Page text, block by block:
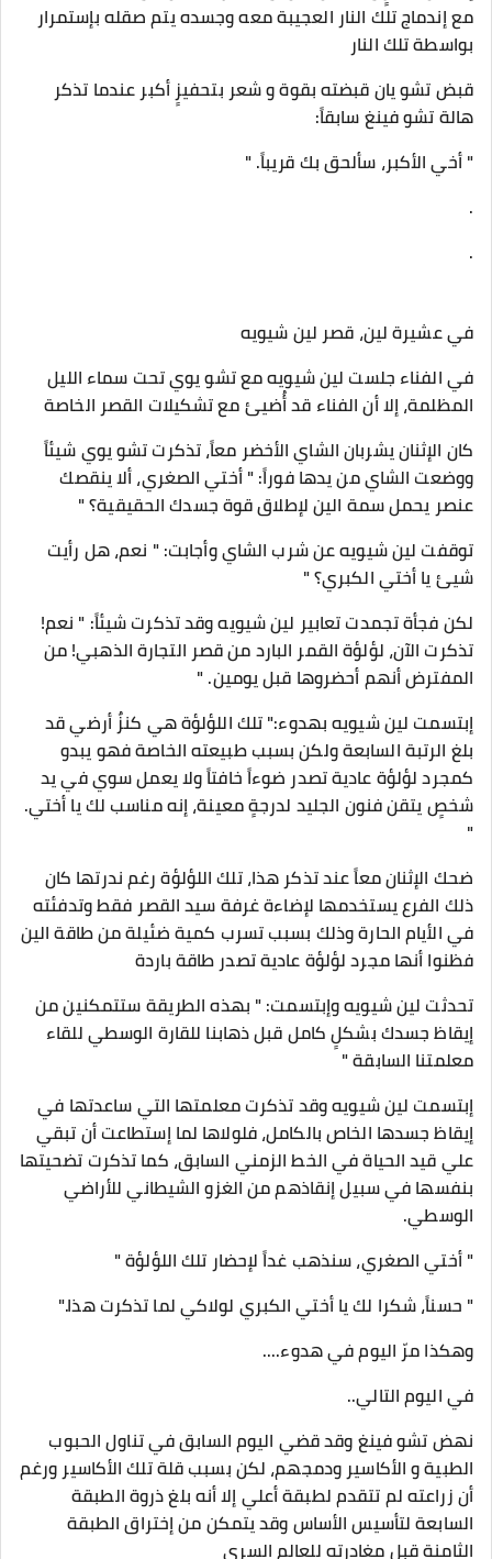
مع إندماج تلك النار العجيبة معه وجسده يتم صقله بإستمرار
بواسطة تلك النار
قبض تشو يان قبضته بقوة و شعر بتحفيزٍ أكبر عندما تذكر
هالة تشو فينغ سابقاً:
" أخي الأكبر، سألحق بك قريباً. "
.
.
في عشيرة لين، قصر لين شيويه
في الفناء جلست لين شيويه مع تشو يوي تحت سماء الليل
المظلمة، إلا أن الفناء قد أُضيئ مع تشكيلات القصر الخاصة
كان الإثنان يشربان الشاي الأخضر معاً، تذكرت تشو يوي شيئاً
ووضعت الشاي من يدها فوراً: " أختي الصغري، ألا ينقصك
عنصر يحمل سمة الين لإطلاق قوة جسدك الحقيقية؟ "
توقفت لين شيويه عن شرب الشاي وأجابت: " نعم، هل رأيت
شيئ يا أختي الكبري؟ "
لكن فجأة تجمدت تعابير لين شيويه وقد تذكرت شيئاً: " نعم!
تذكرت الآن، لؤلؤة القمر البارد من قصر التجارة الذهبي! من
المفترض أنهم أحضروها قبل يومين. "
إبتسمت لين شيويه بهدوء:" تلك اللؤلؤة هي كنزٌ أرضي قد
بلغ الرتبة السابعة ولكن بسبب طبيعته الخاصة فهو يبدو
كمجرد لؤلؤة عادية تصدر ضوءاً خافتاً ولا يعمل سوي في يد
شخصٍ يتقن فنون الجليد لدرجةٍ معينة، إنه مناسب لك يا أختي.
"
ضحك الإثنان معاً عند تذكر هذا، تلك اللؤلؤة رغم ندرتها كان
ذلك الفرع يستخدمها لإضاءة غرفة سيد القصر فقط وتدفئته
في الأيام الحارة وذلك بسبب تسرب كمية ضئيلة من طاقة الين
فظنوا أنها مجرد لؤلؤة عادية تصدر طاقة باردة
تحدثت لين شيويه وإبتسمت: " بهذه الطريقة ستتمكنين من
إيقاظ جسدك بشكلٍ كامل قبل ذهابنا للقارة الوسطي للقاء
معلمتنا السابقة "
إبتسمت لين شيويه وقد تذكرت معلمتها التي ساعدتها في
إيقاظ جسدها الخاص بالكامل، فلولاها لما إستطاعت أن تبقي
علي قيد الحياة في الخط الزمني السابق، كما تذكرت تضحيتها
بنفسها في سبيل إنقاذهم من الغزو الشيطاني للأراضي
الوسطي.
" أختي الصغري، سنذهب غداً لإحضار تلك اللؤلؤة "
" حسناً، شكرا لك يا أختي الكبري لولاكي لما تذكرت هذا."
وهكذا مرّ اليوم في هدوء....
في اليوم التالي..
نهض تشو فينغ وقد قضي اليوم السابق في تناول الحبوب
الطبية و الأكاسير ودمجهم، لكن بسبب قلة تلك الأكاسير ورغم
أن زراعته لم تتقدم لطبقة أعلي إلا أنه بلغ ذروة الطبقة
السابعة لتأسيس الأساس وقد يتمكن من إختراق الطبقة
الثامنة قبل مغادرته للعالم السري